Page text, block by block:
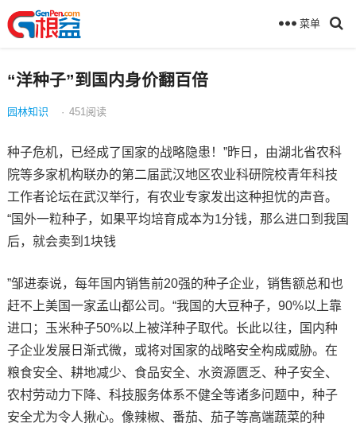
菜单
“洋种子”到国内身价翻百倍
园林知识 · 451 阅读
种子危机，已经成了国家的战略隐患！”昨日，由湖北省农科
院等多家机构联办的第二届武汉地区农业科研院校青年科技
工作者论坛在武汉举行，有农业专家发出这种担忧的声音。
“国外一粒种子，如果平均培育成本为1分钱，那么进口到我国
后，就会卖到1块钱
”邹进泰说，每年国内销售前20强的种子企业，销售额总和也
赶不上美国一家孟山都公司。“我国的大豆种子，90%以上靠
进口；玉米种子50%以上被洋种子取代。长此以往，国内种
子企业发展日渐式微，或将对国家的战略安全构成威胁。在
粮食安全、耕地减少、食品安全、水资源匮乏、种子安全、
农村劳动力下降、科技服务体系不健全等诸多问题中，种子
安全尤为令人揪心。像辣椒、番茄、茄子等高端蔬菜的种